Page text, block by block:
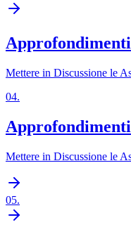
Approfondimenti
Mettere in Discussione le
04.
Approfondimenti
Mettere in Discussione le
05.